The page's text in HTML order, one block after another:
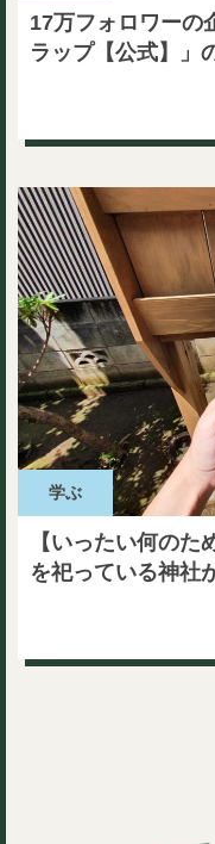
17万フォロワーの
ラップ【公式】」
学ぶ
【いったい何のた
を祀っている神社